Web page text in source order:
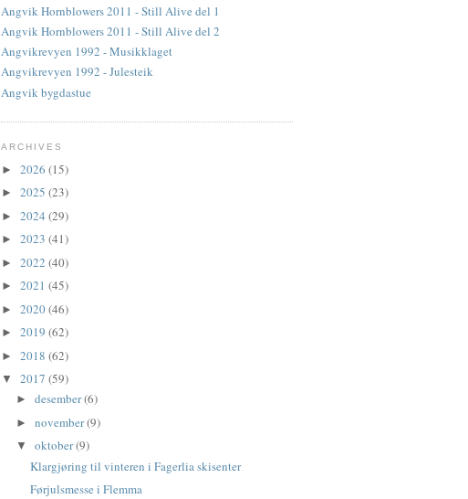
Angvik Hornblowers 2011 - Still Alive del 1
Angvik Hornblowers 2011 - Still Alive del 2
Angvikrevyen 1992 - Musikklaget
Angvikrevyen 1992 - Julesteik
Angvik bygdastue
ARCHIVES
► 2026 (15)
► 2025 (23)
► 2024 (29)
► 2023 (41)
► 2022 (40)
► 2021 (45)
► 2020(46)
► 2019 (62)
► 2018 (62)
▼ 2017 (59)
► desember(6)
► november(9)
▼ oktober(9)
Klargjøring til vinteren i Fagerlia skisenter
Førjulsmesse i Flemma